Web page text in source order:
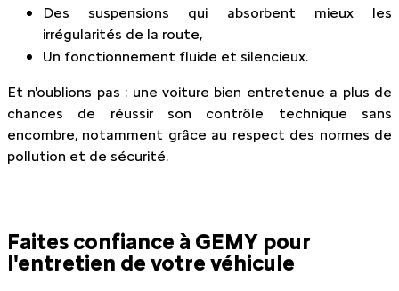
Des suspensions qui absorbent mieux les
irrégularités de la route,
Un fonctionnement fluide et silencieux.
Et n'oublions pas : une voiture bien entretenue a plus de
chances de réussir son contrôle technique sans
encombre, notamment grâce au respect des normes de
pollution et de sécurité.
Faites confiance à GEMY pour
l'entretien de votre véhicule